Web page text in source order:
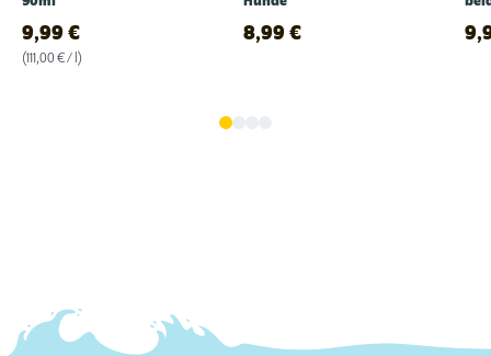
9,99 €
(111,00 € / l)
8,99 €